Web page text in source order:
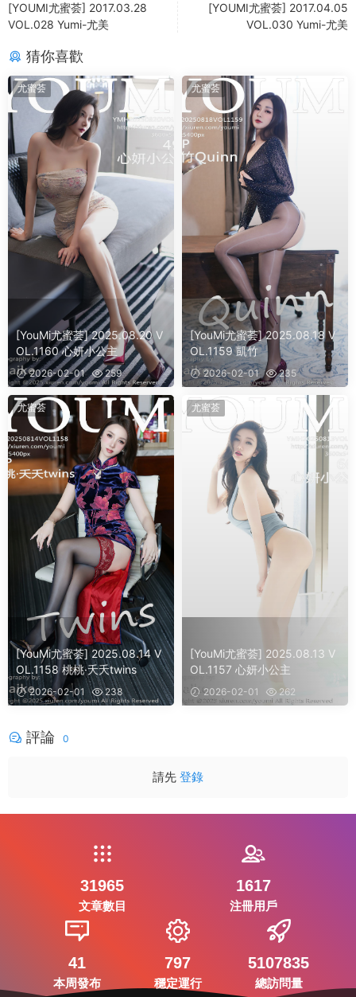
[YOUMI尤蜜荟] 2017.03.28
VOL.028 Yumi-尤美
[YOUMI尤蜜荟] 2017.04.05
VOL.030 Yumi-尤美
猜你喜歡
尤蜜荟
[YouMi尤蜜荟] 2025.08.20 V
OL.1160 心妍小公主
2026-02-01 259
尤蜜荟
[YouMi尤蜜荟] 2025.08.18 V
OL.1159 凱竹
2026-02-01 235
尤蜜荟
[YouMi尤蜜荟] 2025.08.14 V
OL.1158 桃桃·夭夭twins
2026-02-01 238
尤蜜荟
[YouMi尤蜜荟] 2025.08.13 V
OL.1157 心妍小公主
2026-02-01 262
評論 0
請先 登錄
31965
文章數目
1617
注冊用戶
41
本周發布
797
穩定運行
5107835
總訪問量